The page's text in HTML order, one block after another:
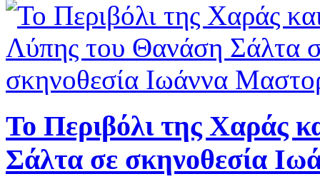
Το Περιβόλι της Χαράς
Σάλτα σε σκηνοθεσία